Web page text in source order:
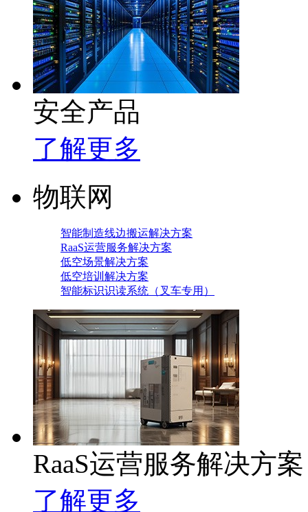
安全产品
了解更多
物联网
智能制造线边搬运解决方案
RaaS运营服务解决方案
低空场景解决方案
低空培训解决方案
智能标识识读系统（叉车专用）
RaaS运营服务解决方案
了解更多